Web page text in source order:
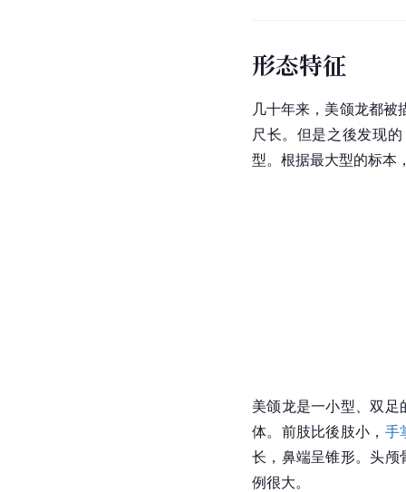
形态特征
几十年来，美颌龙都被
尺长。但是之後发现
型。根据最大型的标本
美颌龙是一小型、双
体。前肢比後肢小， 手
长，鼻端呈锥形。头颅
例很大。